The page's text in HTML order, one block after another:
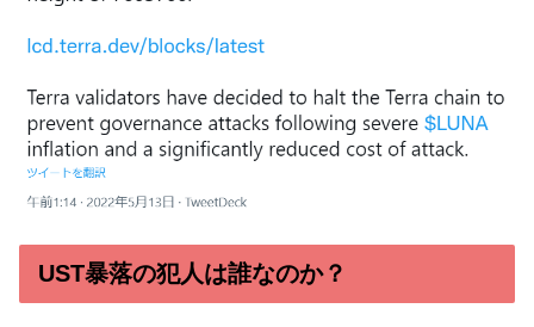
UST暴落の犯人は誰なのか？